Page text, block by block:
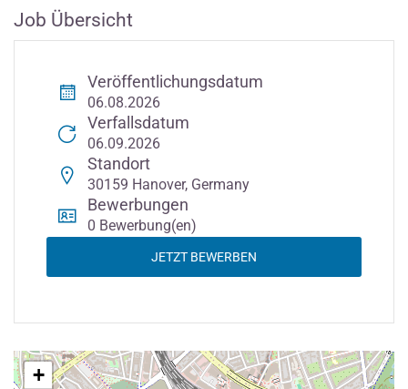
Job Übersicht
Veröffentlichungsdatum
06.08.2026
Verfallsdatum
06.09.2026
Standort
30159 Hanover, Germany
Bewerbungen
0 Bewerbung(en)
JETZT BEWERBEN
+